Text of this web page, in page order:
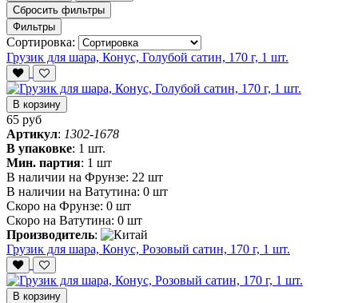
Сбросить фильтры
Фильтры
Сортировка:
Грузик для шара, Конус, Голубой сатин, 170 г, 1 шт.
В корзину
65 руб
Артикул: 1302-1678
В упаковке: 1 шт.
Мин. партия: 1 шт
В наличии на Фрунзе: 22 шт
В наличии на Ватутина: 0 шт
Скоро на Фрунзе: 0 шт
Скоро на Ватутина: 0 шт
Производитель:
Грузик для шара, Конус, Розовый сатин, 170 г, 1 шт.
В корзину